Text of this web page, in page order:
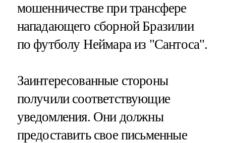
мошенничестве при трансфере
нападающего сборной Бразилии
по футболу Неймара из "Сантоса".
Заинтересованные стороны
получили соответствующие
уведомления. Они должны
предоставить свое письменные